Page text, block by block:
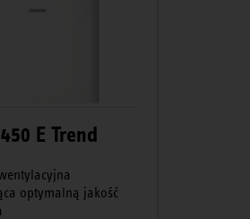
E Trend
optymalną jakość